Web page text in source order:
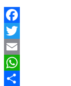
Facebook
Twitter
Email
WhatsApp